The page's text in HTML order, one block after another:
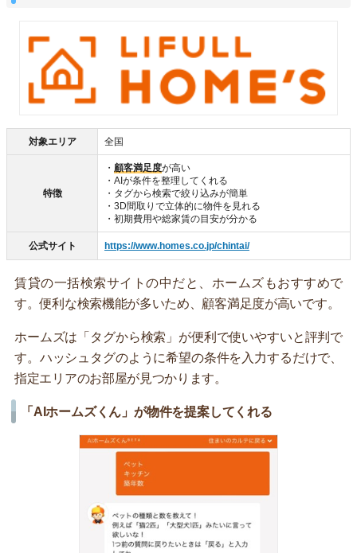
対象エリア 全国
特徴
・ 顧客満足度が高い
・AIが条件を整理してくれる
・タグから検索で絞り込みが簡単
・3D間取りで立体的に物件を見れる
・初期費用や総家賃の目安が分かる
公式サイト https://www.homes.co.jp/chintai/
賃貸の一括検索サイトの中だと、ホームズもおすすめで
す。便利な検索機能が多いため、顧客満足度が高いです。
ホームズは「タグから検索」が便利で使いやすいと評判で
す。ハッシュタグのように希望の条件を入力するだけで、
指定エリアのお部屋が見つかります。
「AIホームズくん」が物件を提案してくれる